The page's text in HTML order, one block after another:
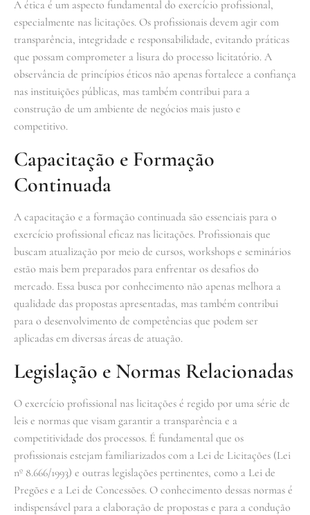
A ética é um aspecto fundamental do exercício profissional,
especialmente nas licitações. Os profissionais devem agir com
transparência, integridade e responsabilidade, evitando práticas
que possam comprometer a lisura do processo licitatório. A
observância de princípios éticos não apenas fortalece a confiança
nas instituições públicas, mas também contribui para a
construção de um ambiente de negócios mais justo e
competitivo.
Capacitação e Formação
Continuada
A capacitação e a formação continuada são essenciais para o
exercício profissional eficaz nas licitações. Profissionais que
buscam atualização por meio de cursos, workshops e seminários
estão mais bem preparados para enfrentar os desafios do
mercado. Essa busca por conhecimento não apenas melhora a
qualidade das propostas apresentadas, mas também contribui
para o desenvolvimento de competências que podem ser
aplicadas em diversas áreas de atuação.
Legislação e Normas Relacionadas
O exercício profissional nas licitações é regido por uma série de
leis e normas que visam garantir a transparência e a
competitividade dos processos. É fundamental que os
profissionais estejam familiarizados com a Lei de Licitações (Lei
nº 8.666/1993) e outras legislações pertinentes, como a Lei de
Pregões e a Lei de Concessões. O conhecimento dessas normas é
indispensável para a elaboração de propostas e para a condução